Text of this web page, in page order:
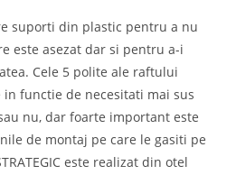
suporti din plastic pentru a nu
este asezat dar si pentru a-i
Cele 5 polite ale raftului
functie de necesitati mai sus
nu, dar foarte important este
de montaj pe care le gasiti pe
este realizat din otel